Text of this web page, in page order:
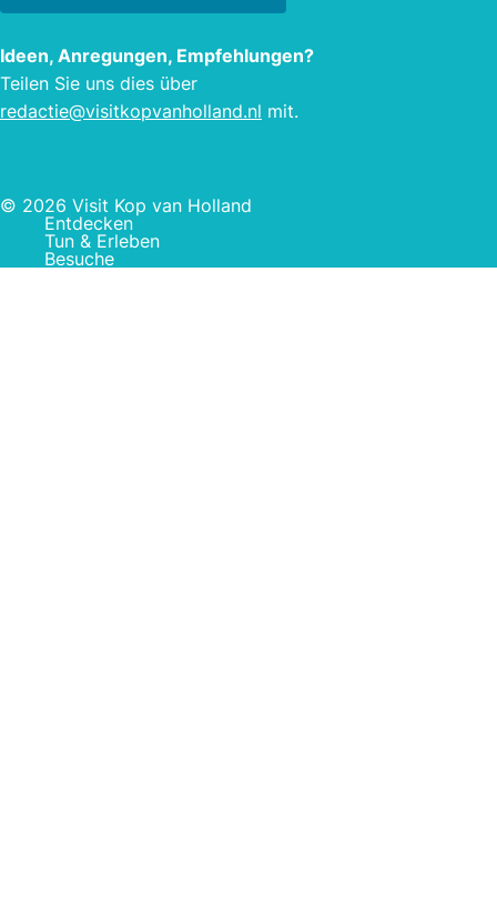
Ideen, Anregungen, Empfehlungen?
Teilen Sie uns dies über
redactie@visitkopvanholland.nl mit.
© 2026 Visit Kop van Holland
Entdecken
Tun & Erleben
Besuche